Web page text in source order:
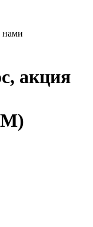
нами
акция